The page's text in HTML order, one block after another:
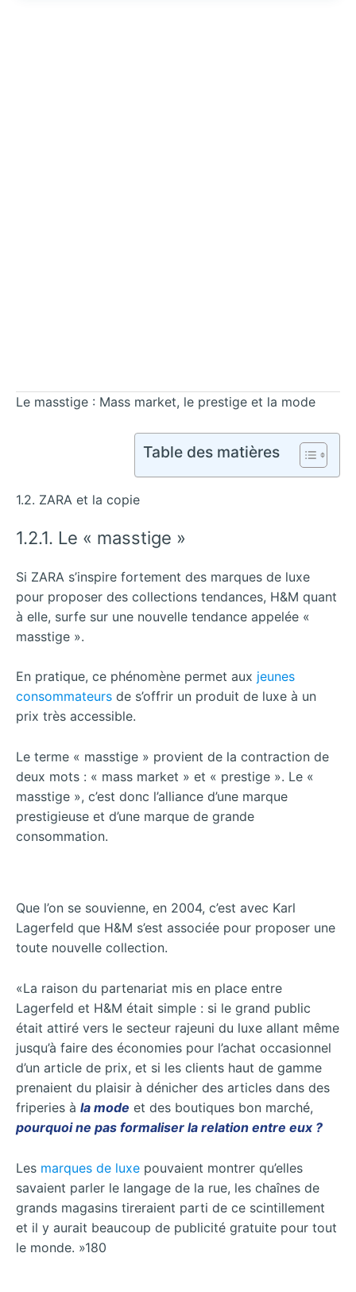
Le masstige : Mass market, le prestige et la mode
Table des matières
1.2. ZARA et la copie
1.2.1. Le « masstige »
Si ZARA s’inspire fortement des marques de luxe
pour proposer des collections tendances, H&M quant
à elle, surfe sur une nouvelle tendance appelée «
masstige ».
En pratique, ce phénomène permet aux jeunes
consommateurs de s’offrir un produit de luxe à un
prix très accessible.
Le terme « masstige » provient de la contraction de
deux mots : « mass market » et « prestige ». Le «
masstige », c’est donc l’alliance d’une marque
prestigieuse et d’une marque de grande
consommation.
Que l’on se souvienne, en 2004, c’est avec Karl
Lagerfeld que H&M s’est associée pour proposer une
toute nouvelle collection.
«La raison du partenariat mis en place entre
Lagerfeld et H&M était simple : si le grand public
était attiré vers le secteur rajeuni du luxe allant même
jusqu’à faire des économies pour l’achat occasionnel
d’un article de prix, et si les clients haut de gamme
prenaient du plaisir à dénicher des articles dans des
friperies à la mode et des boutiques bon marché,
pourquoi ne pas formaliser la relation entre eux ?
Les marques de luxe pouvaient montrer qu’elles
savaient parler le langage de la rue, les chaînes de
grands magasins tireraient parti de ce scintillement
et il y aurait beaucoup de publicité gratuite pour tout
le monde. »180